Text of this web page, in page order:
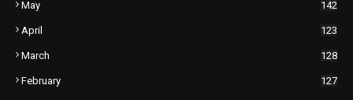
May 142
April 123
March 128
February 127